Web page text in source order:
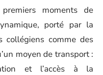
moments de
porté par la
collégiens comme des
moyen de transport :
et l’accès à la